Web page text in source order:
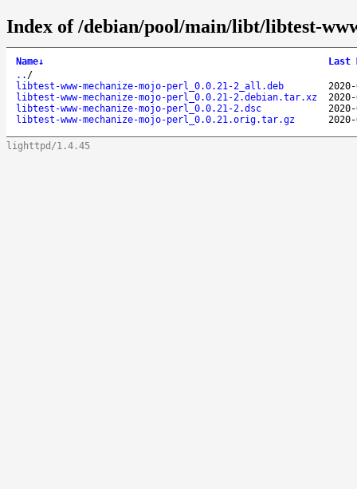
Index of /debian/pool/main/libt/libtest-
Name↓
Last
.. /
libtest-www-mechanize-mojo-perl_0.0.21-2_all.deb
libtest-www-mechanize-mojo-perl_0.0.21-2.debian.tar.xz
libtest-www-mechanize-mojo-perl_0.0.21-2.dsc
libtest-www-mechanize-mojo-perl_0.0.21.orig.tar.gz
lighttpd/1.4.45